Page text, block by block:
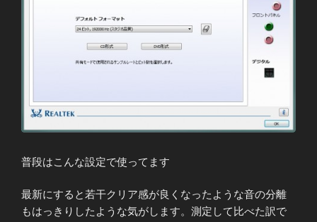
普段はこんな設定で使ってます
最新にすると若干クリア感が良くなったような音の分離
もはっきりしたような気がします。測定して比べた訳で